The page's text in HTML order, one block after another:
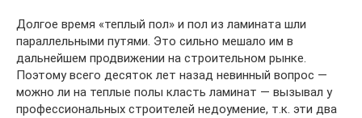
Долгое время «теплый пол» и пол из ламината шли
параллельными путями. Это сильно мешало им в
дальнейшем продвижении на строительном рынке.
Поэтому всего десяток лет назад невинный вопрос —
можно ли на теплые полы класть ламинат — вызывал у
профессиональных строителей недоумение, т.к. эти два